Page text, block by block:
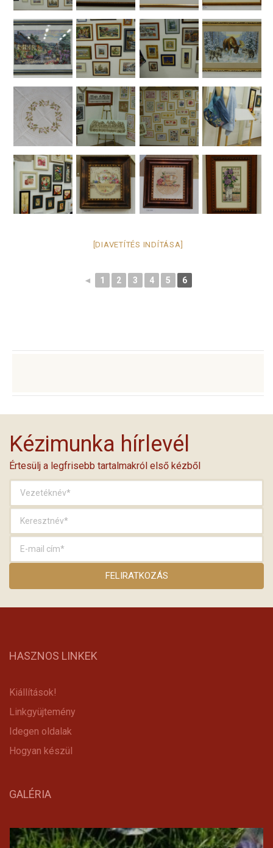
[DIAVETÍTÉS INDÍTÁSA]
◄ 1 2 3 4 5 6
Kézimunka hírlevél
Értesülj a legfrisebb tartalmakról első kézből
HASZNOS LINKEK
Kiállítások!
Linkgyüjtemény
Idegen oldalak
Hogyan készül
GALÉRIA